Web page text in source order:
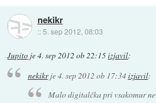
nekikr
:: 5. sep 2012, 08:03
Jupito je4. sep 2012 ob 22:15izjavil:
nekikrje4. sep 2012 ob 17:34izjavil:
Malo digitalčka pri vsakomur